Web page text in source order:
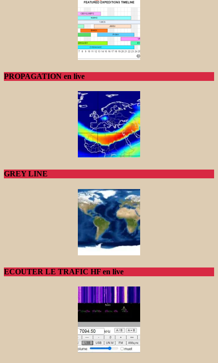
PROPAGATION en live
GREY LINE
ECOUTER LE TRAFIC HF en live